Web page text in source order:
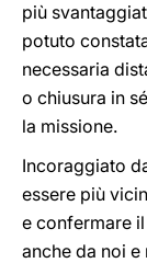
più
potuto
necessaria
o chiusura in
la missione.
Incoraggiato
essere più
e confermare
anche da noi